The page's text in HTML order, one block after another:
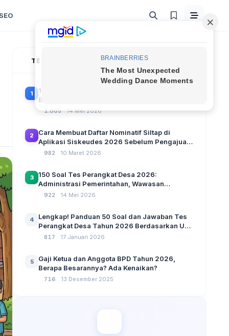
TERPOPULER
1
100 Soal Tes Perangkat Desa Terbaru 2026
Beserta Kunci Jawaban: Latihan CAT Berbasis
1.005 14 Mei 2026
2
Cara Membuat Daftar Nominatif Siltap di
Aplikasi Siskeudes 2026 Sebelum Pengajuan
SPP Pencairan Dana Desa
982 10 Maret 2026
3
150 Soal Tes Perangkat Desa 2026:
Administrasi Pemerintahan, Wawasan
Kebangsaan, dan Komputer Beserta Jawaban
922 14 Mei 2026
4
Lengkap! Panduan 50 Soal dan Jawaban Tes
Perangkat Desa Tahun 2026 Berdasarkan UU
No 3 Tahun 2024
817 17 Januari 2026
5
Gaji Ketua dan Anggota BPD Tahun 2026,
Berapa Besarannya? Ada Kenaikan?
716 13 Desember 2025